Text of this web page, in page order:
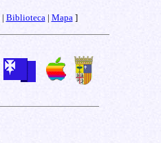
| Biblioteca | Mapa ]